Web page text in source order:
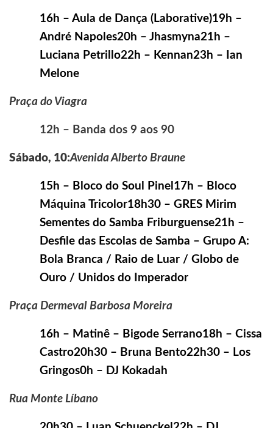
16h – Aula de Dança (Laborative)19h –
André Napoles20h – Jhasmyna21h –
Luciana Petrillo22h – Kennan23h – Ian
Melone
Praça do Viagra
12h – Banda dos 9 aos 90
Sábado, 10:Avenida Alberto Braune
15h – Bloco do Soul Pinel17h – Bloco
Máquina Tricolor18h30 – GRES Mirim
Sementes do Samba Friburguense21h –
Desfile das Escolas de Samba – Grupo A:
Bola Branca / Raio de Luar / Globo de
Ouro / Unidos do Imperador
Praça Dermeval Barbosa Moreira
16h – Matinê – Bigode Serrano18h – Cissa
Castro20h30 – Bruna Bento22h30 – Los
Gringos0h – DJ Kokadah
Rua Monte Líbano